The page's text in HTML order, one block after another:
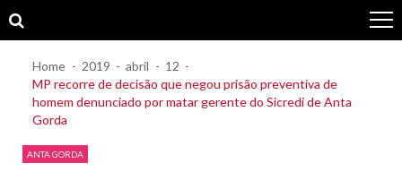
to
to
Home 2019 abril
12
MP recorre de decisão que negou prisão preventiva de
homem denunciado por matar gerente do Sicredi de Anta
Gorda
ANTA GORDA